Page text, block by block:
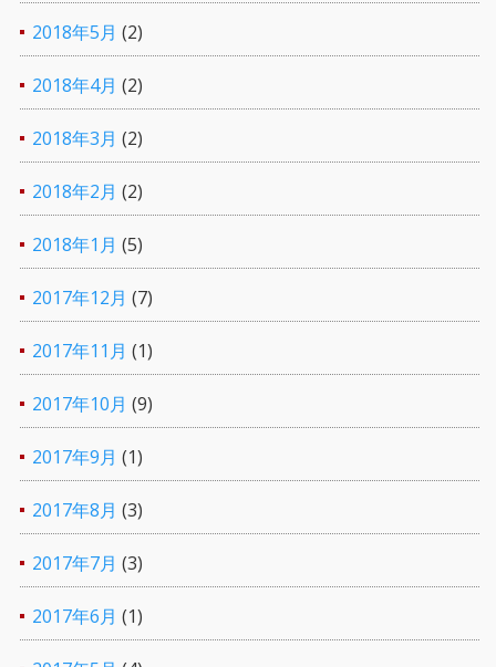
2018年5月 (2)
2018年4月 (2)
2018年3月 (2)
2018年2月 (2)
2018年1月 (5)
2017年12月 (7)
2017年11月 (1)
2017年10月 (9)
2017年9月 (1)
2017年8月 (3)
2017年7月 (3)
2017年6月 (1)